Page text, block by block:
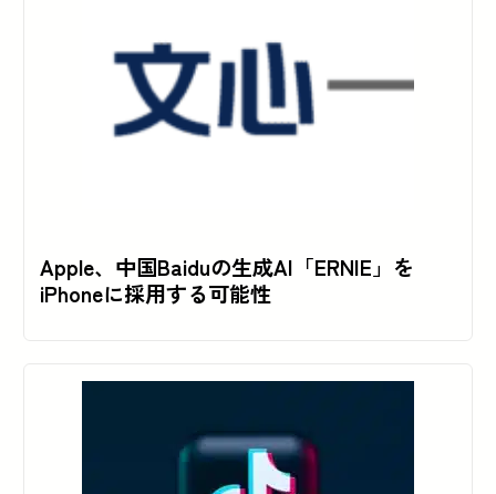
Apple、中国Baiduの生成AI「ERNIE」を
iPhoneに採用する可能性